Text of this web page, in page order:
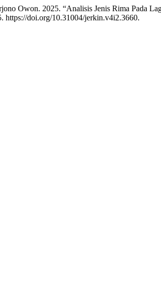
Owon. 2025. “Analisis Jenis Rima Pada
https://doi.org/10.31004/jerkin.v4i2.3660.